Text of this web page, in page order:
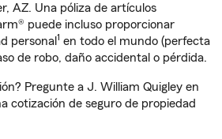
AZ. Una póliza de artículos
puede incluso proporcionar
personal 1 en todo el mundo (perfecta
de robo, daño accidental o pérdida.
Pregunte a J. William Quigley en
cotización de seguro de propiedad